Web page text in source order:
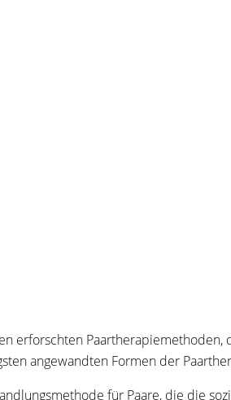
erforschten
angewandten Formen der
für Paare, die die